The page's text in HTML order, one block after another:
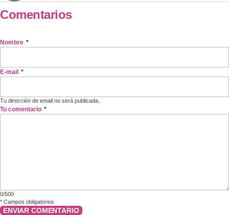
Comentarios
Nombre *
E-mail *
Tu dirección de email no será publicada.
Tu comentario *
0/500
* Campos obligatorios
ENVIAR COMENTARIO